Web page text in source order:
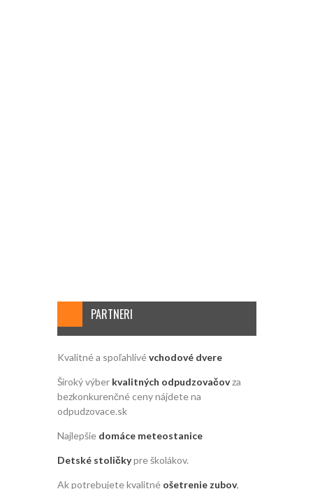
PARTNERI
Kvalitné a spoľahlivévchodové dvere
Široký výber kvalitných odpudzovačovza
bezkonkurenčné ceny nájdete na
odpudzovace.sk
Najlepšie domáce meteostanice
Detské stoličkypre školákov.
Ak potrebujete kvalitné ošetrenie zubov,